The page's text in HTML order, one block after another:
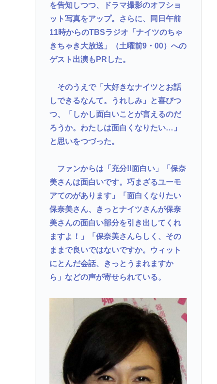
Powered by livedoor 相互RSS
を告知しつつ、ドラマ撮影のオフショ
ット写真をアップ。さらに、同日午前
11時からのTBSラジオ「ナイツのちゃ
きちゃき大放送」（土曜前9・00）への
ゲスト出演もPRした。
そのうえで「大好きなナイツとお話
しできるなんて。うれしみ」と喜びつ
つ、「しかし面白いことが言えるのだ
ろうか。わたしは面白くなりたい…」
と思いをつづった。
ファンからは「充分!!面白い」「保奈
美さんは面白いです。巧まざるユーモ
アてのがあります」「面白くなりたい
保奈美さん、きっとナイツさんが保奈
美さんの面白い部分を引き出してくれ
ますよ！」「保奈美さんらしく、その
ままで良いではないですか。ウィット
にとんだ会話、きっとうまれますか
ら」などの声が寄せられている。